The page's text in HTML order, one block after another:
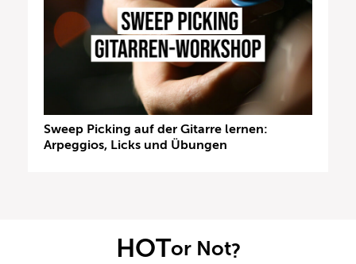
Sweep Picking auf der Gitarre lernen:
Arpeggios, Licks und Übungen
HOTor Not?